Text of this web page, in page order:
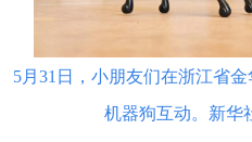
5月31日，小朋友们在浙江省
机器狗互动。新华